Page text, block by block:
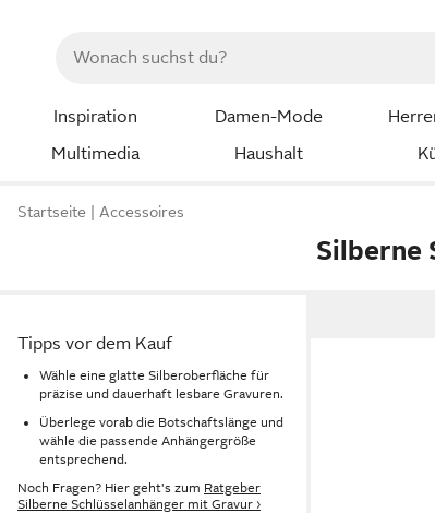
Inspiration Damen-Mode
Multimedia
Haushalt
Startseite Accessoires
Silberne
Tipps vor dem Kauf
Wähle eine glatte Silberoberfläche für
präzise und dauerhaft lesbare Gravuren.
Überlege vorab die Botschaftslänge und
wähle die passende Anhängergröße
entsprechend.
Noch Fragen? Hier geht's zum Ratgeber
Silberne Schlüsselanhänger mit Gravur ›